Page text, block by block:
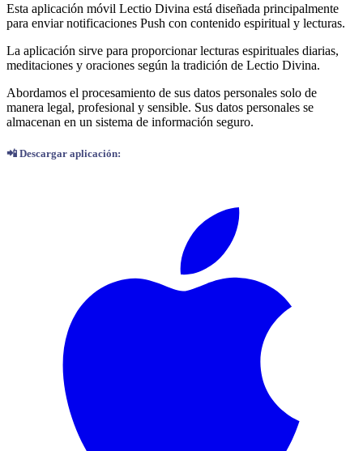
Esta aplicación móvil Lectio Divina está diseñada principalmente
para enviar notificaciones Push con contenido espiritual y lecturas.
La aplicación sirve para proporcionar lecturas espirituales diarias,
meditaciones y oraciones según la tradición de Lectio Divina.
Abordamos el procesamiento de sus datos personales solo de
manera legal, profesional y sensible. Sus datos personales se
almacenan en un sistema de información seguro.
📲 Descargar aplicación: